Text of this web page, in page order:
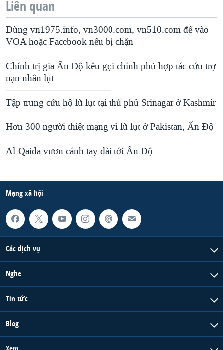
Liên quan
Dùng vn1975.info, vn3000.com, vn510.com để vào
VOA hoặc Facebook nếu bị chặn
Chính trị gia Ấn Độ kêu gọi chính phủ hợp tác cứu trợ
nạn nhân lụt
Tập trung cứu hộ lũ lụt tại thủ phủ Srinagar ở Kashmir
Hơn 300 người thiệt mạng vì lũ lụt ở Pakistan, Ấn Độ
Al-Qaida vươn cánh tay dài tới Ấn Độ
Mạng xã hội
Các dịch vụ
Nghe
Tin tức
Blog